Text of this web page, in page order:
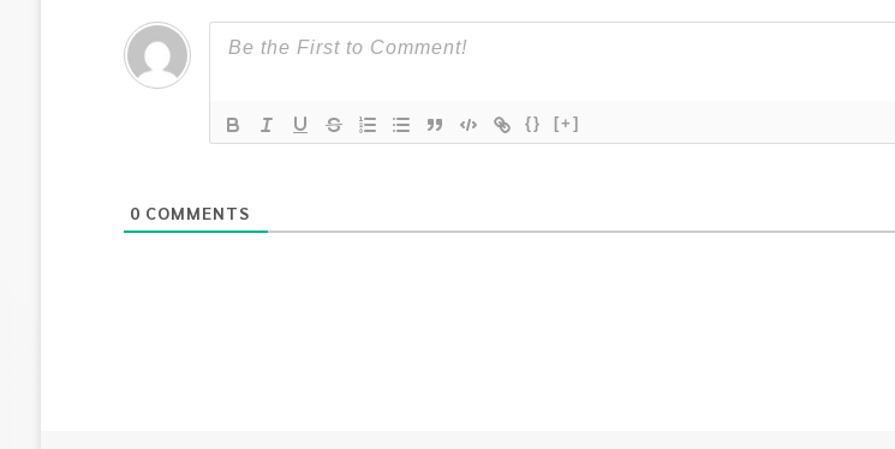
{} [+]
0 COMMENTS